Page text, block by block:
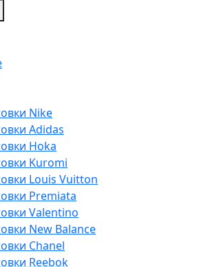
Nike
Adidas
Hoka
Kuromi
Louis Vuitton
Premiata
Valentino
New Balance
Chanel
Reebok